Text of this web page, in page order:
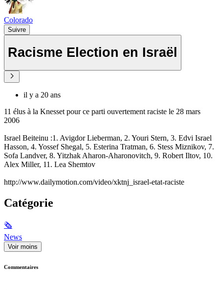
Colorado
Suivre
Racisme Election en Israël
il y a 20 ans
11 élus à la Knesset pour ce parti ouvertement raciste le 28 mars
2006
Israel Beiteinu :1. Avigdor Lieberman, 2. Youri Stern, 3. Edvi Israel
Hasson, 4. Yossef Shegal, 5. Esterina Tratman, 6. Stess Miznikov, 7.
Sofa Landver, 8. Yitzhak Aharon-Aharonovitch, 9. Robert Iltov, 10.
Alex Miller, 11. Lea Shemtov
http://www.dailymotion.com/video/xktnj_israel-etat-raciste
Catégorie
🗞
News
Voir moins
Commentaires